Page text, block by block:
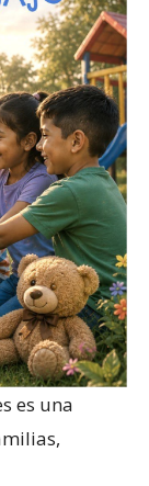
es una